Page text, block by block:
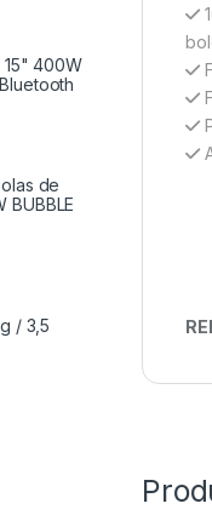
15" 400W
de
BUBBLE
/ 3,5